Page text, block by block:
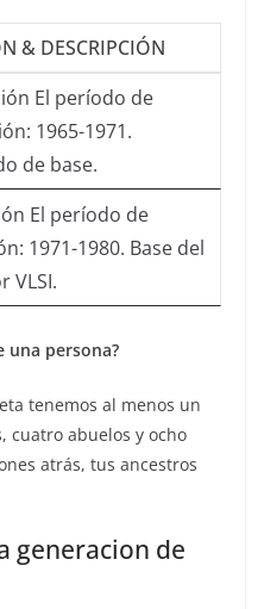
& DESCRIPCIÓN
El período de
1965-1971.
de base.
El período de
1971-1980. Base del
VLSI.
una persona?
tenemos al menos un
cuatro abuelos y ocho
atrás, tus ancestros
generacion de